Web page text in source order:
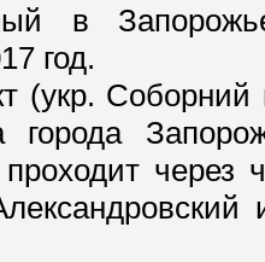
в
год.
(укр.
через